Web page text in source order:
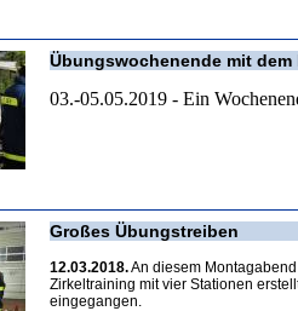
Übungswochenende mit dem
03.-05.05.2019 - Ein
Großes Übungstreiben
12.03.2018.An diesem
Zirkeltraining mit vier Stationen
eingegangen.